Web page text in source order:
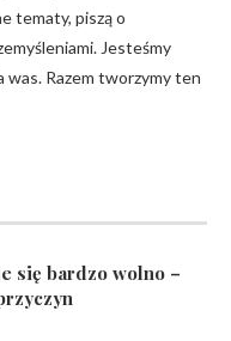
tematy, piszą o
Jesteśmy
was. Razem tworzymy ten
się bardzo wolno –